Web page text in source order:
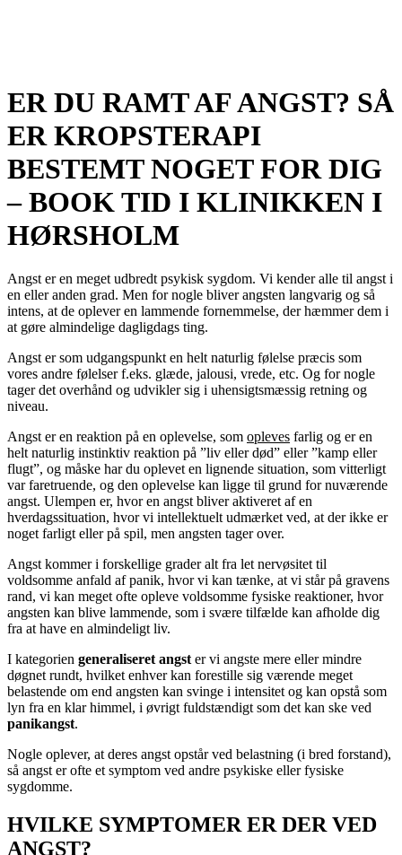
ER DU RAMT AF ANGST? SÅ
ER KROPSTERAPI
BESTEMT NOGET FOR DIG
– BOOK TID I KLINIKKEN I
HØRSHOLM
Angst er en meget udbredt psykisk sygdom. Vi kender alle til angst i
en eller anden grad. Men for nogle bliver angsten langvarig og så
intens, at de oplever en lammende fornemmelse, der hæmmer dem i
at gøre almindelige dagligdags ting.
Angst er som udgangspunkt en helt naturlig følelse præcis som
vores andre følelser f.eks. glæde, jalousi, vrede, etc. Og for nogle
tager det overhånd og udvikler sig i uhensigtsmæssig retning og
niveau.
Angst er en reaktion på en oplevelse, som opleves farlig og er en
helt naturlig instinktiv reaktion på ”liv eller død” eller ”kamp eller
flugt”, og måske har du oplevet en lignende situation, som vitterligt
var faretruende, og den oplevelse kan ligge til grund for nuværende
angst. Ulempen er, hvor en angst bliver aktiveret af en
hverdagssituation, hvor vi intellektuelt udmærket ved, at der ikke er
noget farligt eller på spil, men angsten tager over.
Angst kommer i forskellige grader alt fra let nervøsitet til
voldsomme anfald af panik, hvor vi kan tænke, at vi står på gravens
rand, vi kan meget ofte opleve voldsomme fysiske reaktioner, hvor
angsten kan blive lammende, som i svære tilfælde kan afholde dig
fra at have en almindeligt liv.
I kategorien generaliseret angster vi angste mere eller mindre
døgnet rundt, hvilket enhver kan forestille sig værende meget
belastende om end angsten kan svinge i intensitet og kan opstå som
lyn fra en klar himmel, i øvrigt fuldstændigt som det kan ske ved
panikangst.
Nogle oplever, at deres angst opstår ved belastning (i bred forstand),
så angst er ofte et symptom ved andre psykiske eller fysiske
sygdomme.
HVILKE SYMPTOMER ER DER VED
ANGST?